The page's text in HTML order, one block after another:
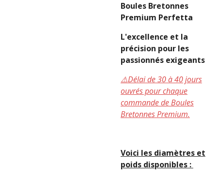
Boules Bretonnes
Premium Perfetta
L'excellence et la
précision pour les
passionnés exigeants
⚠️Délai de 30 à 40 jours
ouvrés pour chaque
commande de Boules
Bretonnes Premium.
Voici les diamètres et
poids disponibles :